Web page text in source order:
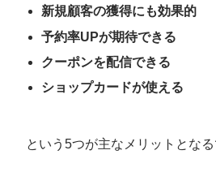
新規顧客の獲得にも効果的
予約率UPが期待できる
クーポンを配信できる
ショップカードが使える
という5つが主なメリットとなる